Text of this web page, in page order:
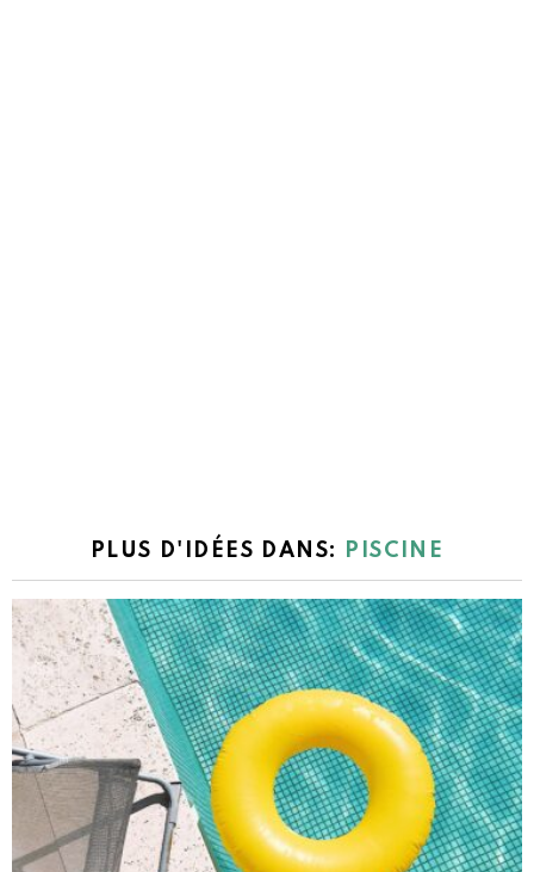
PLUS D'IDÉES DANS: PISCINE